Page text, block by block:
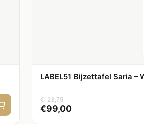
LABEL51 Bijzettafel Saria –
€123,75
€99,00